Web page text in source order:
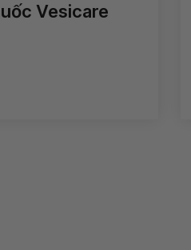
Vesicare